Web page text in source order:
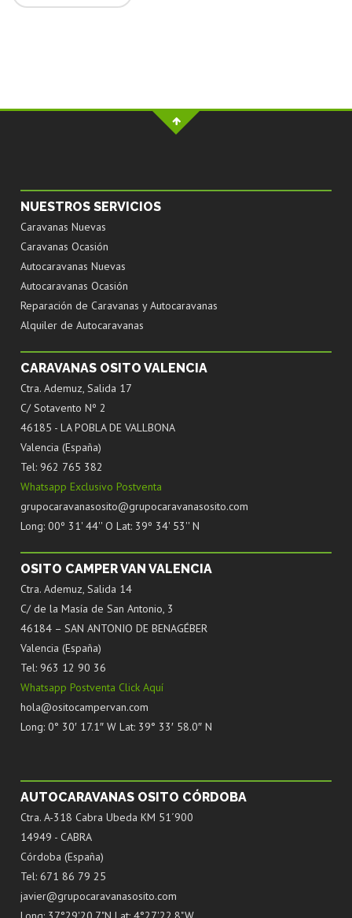
NUESTROS SERVICIOS
Caravanas Nuevas
Caravanas Ocasión
Autocaravanas Nuevas
Autocaravanas Ocasión
Reparación de Caravanas y Autocaravanas
Alquiler de Autocaravanas
CARAVANAS OSITO VALENCIA
Ctra. Ademuz, Salida 17
C/ Sotavento Nº 2
46185 - LA POBLA DE VALLBONA
Valencia (España)
Tel: 962 765 382
Whatsapp Exclusivo Postventa
grupocaravanasosito@grupocaravanasosito.com
Long: 00º 31' 44'' O Lat: 39º 34' 53'' N
OSITO CAMPER VAN VALENCIA
Ctra. Ademuz, Salida 14
C/ de la Masía de San Antonio, 3
46184 – SAN ANTONIO DE BENAGÉBER
Valencia (España)
Tel: 963 12 90 36
Whatsapp Postventa Click Aquí
hola@ositocampervan.com
Long: 0° 30′ 17.1″ W Lat: 39° 33′ 58.0″ N
AUTOCARAVANAS OSITO CÓRDOBA
Ctra. A-318 Cabra Ubeda KM 51´900
14949 - CABRA
Córdoba (España)
Tel: 671 86 79 25
javier@grupocaravanasosito.com